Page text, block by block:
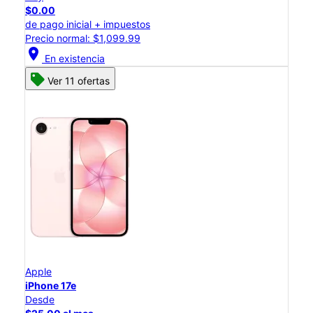
$0.00
de pago inicial + impuestos
Precio normal: $1,099.99
location_on En existencia
Ver 11 ofertas
Apple
iPhone 17e
Desde